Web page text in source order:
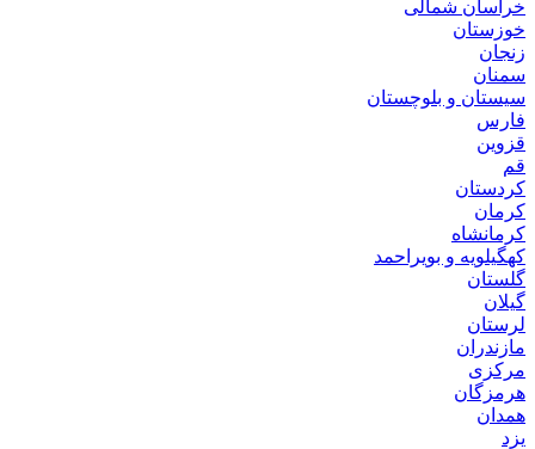
خراسان شمالی
خوزستان
زنجان
سمنان
سیستان و بلوچستان
فارس
قزوین
قم
کردستان
کرمان
کرمانشاه
کهگیلویه و بویراحمد
گلستان
گیلان
لرستان
مازندران
مرکزی
هرمزگان
همدان
یزد